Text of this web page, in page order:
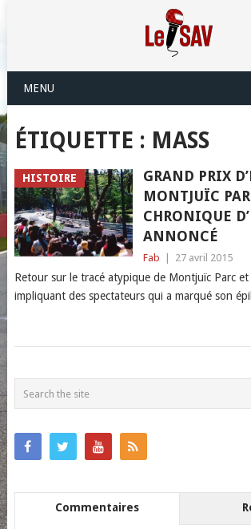
MENU
ÉTIQUETTE : MASS
HISTOIRE
GRAND PRIX
MONTJUÏC
CHRONIQUE
ANNONCÉ
Fab 27 avril 2015
Retour sur le tracé atypique de Montjuïc Parc et
impliquant des spectateurs qui a marqué son
POSTS
NAVIGATION
Commentaires